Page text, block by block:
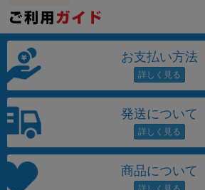
お支払い方法
発送について
商品について